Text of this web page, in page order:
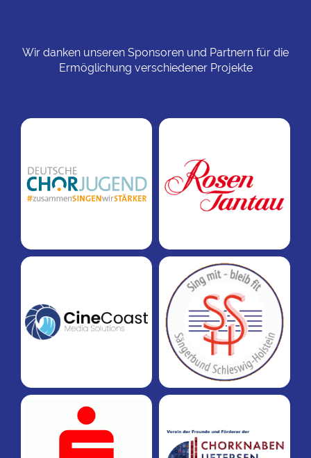
Wir danken unseren Sponsoren und Partnern für die
Ermöglichung verschiedener Projekte